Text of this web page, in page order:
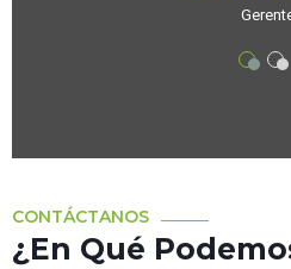
CONTÁCTANOS
¿En Qué